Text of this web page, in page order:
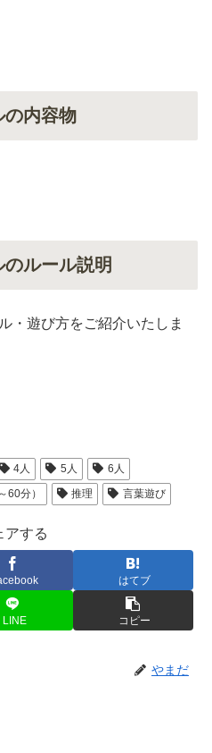
の内容物
ルール説明
・遊び方をご紹介いたしま
4人 5人
6人
60分） 推理 言葉遊び
アする
はてブ
LINE コピー
やまだ